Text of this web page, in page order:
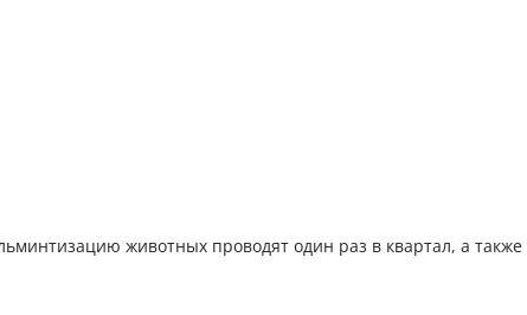
животных проводят один раз в квартал, а также